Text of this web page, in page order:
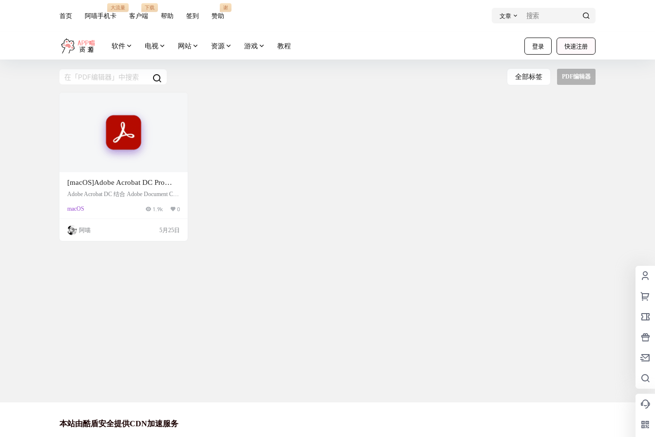
首页 阿喵手机卡
大流量
客户端
下载
帮助 签到 赞助
谢
文章
登录 快速注册
软件 电视 网站 资源 游戏 教程
全部标签 PDF编辑器
[macOS]Adobe Acrobat DC Pro
v26.001.21431 + Adobe Activation
Adobe Acrobat DC 结合 Adob​​e Document Clou
代化的 PDF 解决方案。您可以连接到文
轻松地从任何设备协作审阅 PDF 文件。您
可以在电脑、移动设备、网页浏览器，甚至
macOS 1.9k 0
阿喵 5月25日
本站由酷盾安全提供CDN加速服务